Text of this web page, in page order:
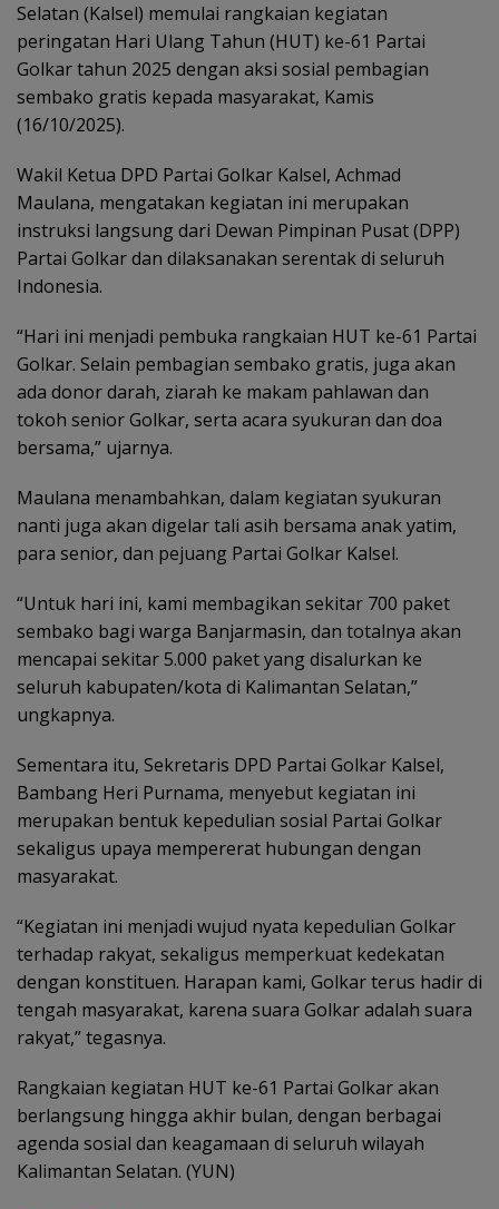
Selatan (Kalsel) memulai rangkaian kegiatan
peringatan Hari Ulang Tahun (HUT) ke-61 Partai
Golkar tahun 2025 dengan aksi sosial pembagian
sembako gratis kepada masyarakat, Kamis
(16/10/2025).
Wakil Ketua DPD Partai Golkar Kalsel, Achmad
Maulana, mengatakan kegiatan ini merupakan
instruksi langsung dari Dewan Pimpinan Pusat (DPP)
Partai Golkar dan dilaksanakan serentak di seluruh
Indonesia.
“Hari ini menjadi pembuka rangkaian HUT ke-61 Partai
Golkar. Selain pembagian sembako gratis, juga akan
ada donor darah, ziarah ke makam pahlawan dan
tokoh senior Golkar, serta acara syukuran dan doa
bersama,” ujarnya.
Maulana menambahkan, dalam kegiatan syukuran
nanti juga akan digelar tali asih bersama anak yatim,
para senior, dan pejuang Partai Golkar Kalsel.
“Untuk hari ini, kami membagikan sekitar 700 paket
sembako bagi warga Banjarmasin, dan totalnya akan
mencapai sekitar 5.000 paket yang disalurkan ke
seluruh kabupaten/kota di Kalimantan Selatan,”
ungkapnya.
Sementara itu, Sekretaris DPD Partai Golkar Kalsel,
Bambang Heri Purnama, menyebut kegiatan ini
merupakan bentuk kepedulian sosial Partai Golkar
sekaligus upaya mempererat hubungan dengan
masyarakat.
‎“Kegiatan ini menjadi wujud nyata kepedulian Golkar
terhadap rakyat, sekaligus memperkuat kedekatan
dengan konstituen. Harapan kami, Golkar terus hadir di
tengah masyarakat, karena suara Golkar adalah suara
rakyat,” tegasnya.
‎Rangkaian kegiatan HUT ke-61 Partai Golkar akan
berlangsung hingga akhir bulan, dengan berbagai
agenda sosial dan keagamaan di seluruh wilayah
Kalimantan Selatan. (YUN)